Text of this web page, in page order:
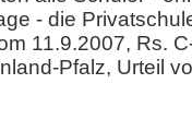
- die
11.9.2007, Rs.
Pfalz, Urteil